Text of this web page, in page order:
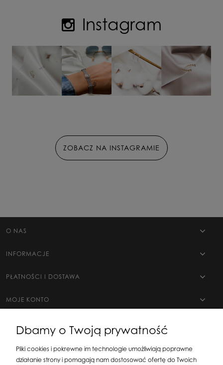
Instagram
ZOBACZ NA INSTAGRAMIE
O NAS
INFORMACJE
PŁATNOŚCI I DOSTAWA
MOJE KONTO
Dbamy o Twoją prywatność
Pliki cookies i pokrewne im technologie umożliwiają poprawne
działanie strony i pomagają nam dostosować ofertę do Twoich